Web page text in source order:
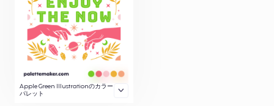
Apple Green Illustrationのカラー
パレット